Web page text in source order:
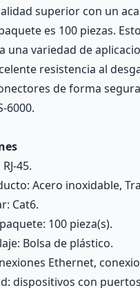
superior con un
es 100 piezas.
una variedad de
resistencia al
de forma
6000.
45.
Acero inoxidable,
Cat6.
100 pieza(s).
Bolsa de plástico.
Ethernet,
dispositivos con puertos